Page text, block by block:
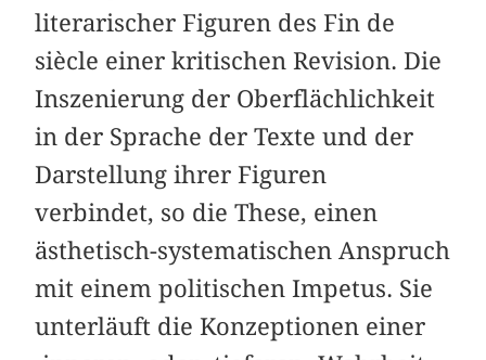
literarischer Figuren des Fin de
siècle einer kritischen Revision. Die
Inszenierung der Oberflächlichkeit
in der Sprache der Texte und der
Darstellung ihrer Figuren
verbindet, so die These, einen
ästhetisch-systematischen Anspruch
mit einem politischen Impetus. Sie
unterläuft die Konzeptionen einer